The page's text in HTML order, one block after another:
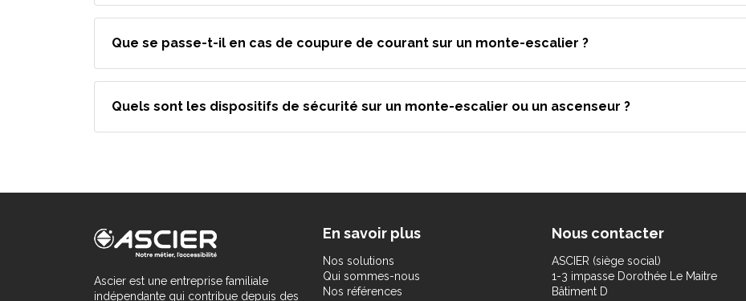
Que se passe-t-il en cas de coupure de courant sur un monte-escalier ?
Quels sont les dispositifs de sécurité sur un monte-escalier ou un ascenseur ?
Ascier est une entreprise familiale
indépendante qui contribue depuis des
En savoir plus
Nos solutions
Qui sommes-nous
Nos références
Nous contacter
ASCIER (siège social)
1-3 impasse Dorothée Le Maitre
Bâtiment D